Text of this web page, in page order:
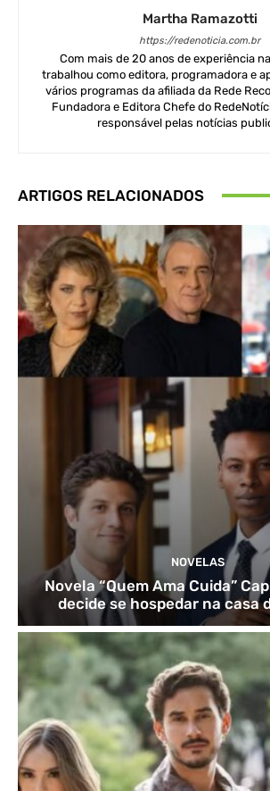
Martha Ramazotti
https://redenoticia.com.br
Com mais de 20 anos de experiência
trabalhou como editora, programadora e
vários programas da afiliada da Rede
Fundadora e Editora Chefe do
responsável pelas notícias
ARTIGOS RELACIONADOS
NOVELAS
Novela “Quem Ama Cuida”
decide se hospedar na casa